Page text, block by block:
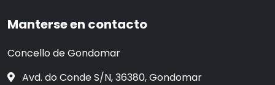
Manterse en contacto
Concello de Gondomar
Avd. do Conde S/N, 36380, Gondomar